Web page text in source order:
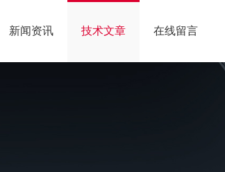
新闻资讯 技术文章 在线留言